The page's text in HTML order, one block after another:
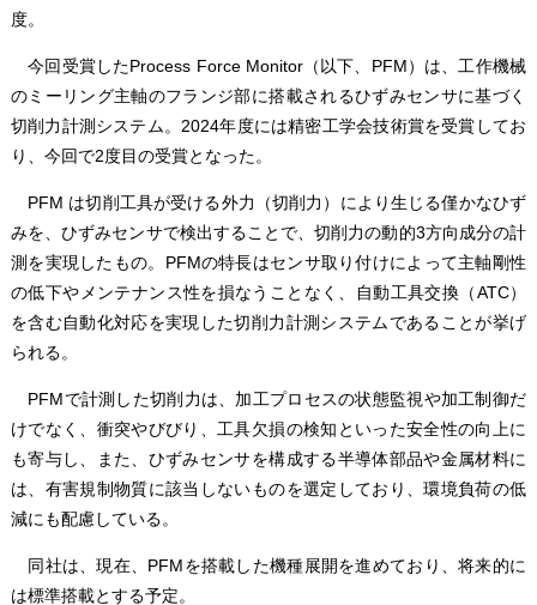
度。
今回受賞したProcess Force Monitor（以下、PFM）は、工作機械
のミーリング主軸のフランジ部に搭載されるひずみセンサに基づく
切削力計測システム。2024年度には精密工学会技術賞を受賞してお
り、今回で2度目の受賞となった。
PFM は切削工具が受ける外力（切削力）により生じる僅かなひず
みを、ひずみセンサで検出することで、切削力の動的3方向成分の計
測を実現したもの。PFMの特長はセンサ取り付けによって主軸剛性
の低下やメンテナンス性を損なうことなく、自動工具交換（ATC）
を含む自動化対応を実現した切削力計測システムであることが挙げ
られる。
PFMで計測した切削力は、加工プロセスの状態監視や加工制御だ
けでなく、衝突やびびり、工具欠損の検知といった安全性の向上に
も寄与し、また、ひずみセンサを構成する半導体部品や金属材料に
は、有害規制物質に該当しないものを選定しており、環境負荷の低
減にも配慮している。
同社は、現在、PFMを搭載した機種展開を進めており、将来的に
は標準搭載とする予定。